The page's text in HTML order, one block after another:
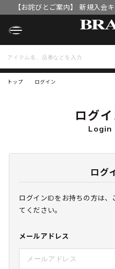
【お詫びとご案内】 新規入会
OFFクーポン」付与
トップ ログイン
ログ
Login
ログ
ログインIDをお持ちの方は、
てください。
メールアドレス